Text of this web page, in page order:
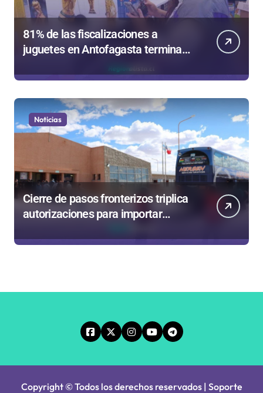
81% de las fiscalizaciones a
juguetes en Antofagasta termina
en sumarios sanitarios
Noticias
Cierre de pasos fronterizos triplica
autorizaciones para importar
Copyright © Todos los derechos reservados | Soporte